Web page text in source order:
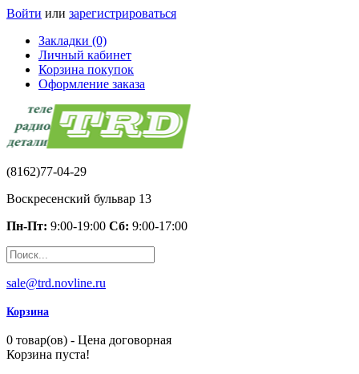
Войти или зарегистрироваться
Закладки (0)
Личный кабинет
Корзина покупок
Оформление заказа
(8162)77-04-29
Воскресенский бульвар 13
Пн-Пт: 9:00-19:00 Сб: 9:00-17:00
sale@trd.novline.ru
Корзина
0 товар(ов) - Цена договорная
Корзина пуста!